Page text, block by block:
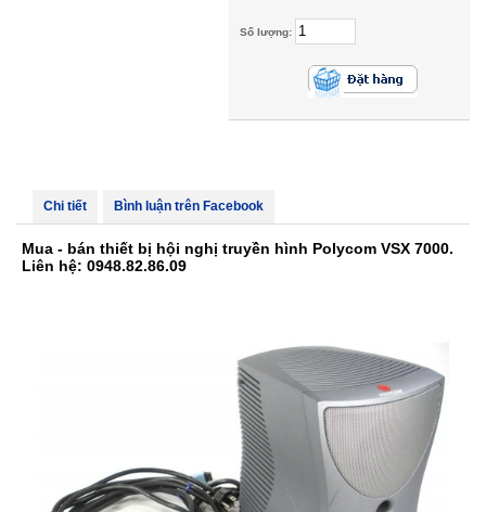
Số lượng:
Chi tiết Bình luận trên Facebook
Mua - bán thiết bị hội nghị truyền hình Polycom VSX 7000.
Liên hệ: 0948.82.86.09